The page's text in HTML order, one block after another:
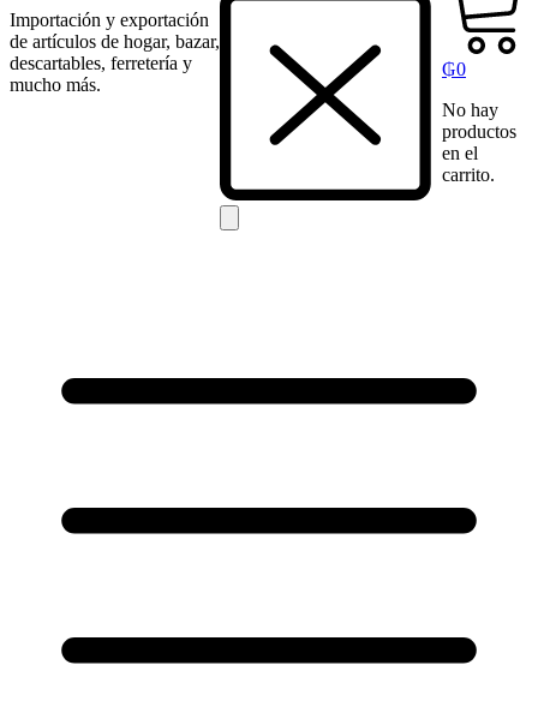
Importación y exportación
de artículos de hogar, bazar,
descartables, ferretería y
mucho más.
₲0
No hay
productos
en el
carrito.